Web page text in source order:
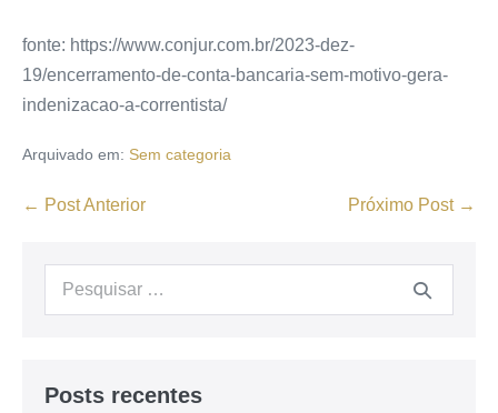
fonte: https://www.conjur.com.br/2023-dez-
19/encerramento-de-conta-bancaria-sem-motivo-gera-
indenizacao-a-correntista/
Arquivado em: Sem categoria
← Post Anterior Próximo Post →
Posts recentes